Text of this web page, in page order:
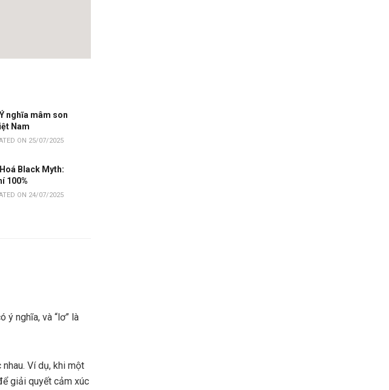
nghĩa mâm son
Nam
ON 25/07/2025
Black Myth:
100%
ON 24/07/2025
ý nghĩa, và “lơ” là
Ví dụ, khi một
giải quyết cảm xúc